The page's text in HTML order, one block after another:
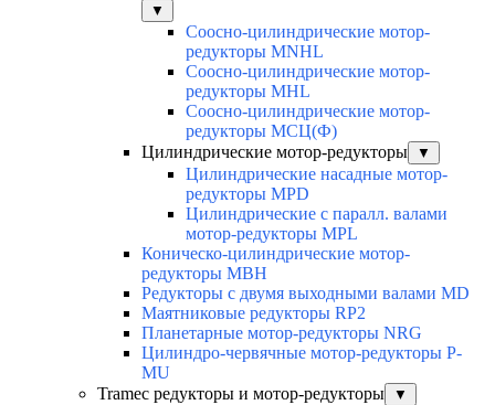
▼
Соосно-цилиндрические мотор-
редукторы MNHL
Соосно-цилиндрические мотор-
редукторы MHL
Соосно-цилиндрические мотор-
редукторы МСЦ(Ф)
Цилиндрические мотор-редукторы
▼
Цилиндрические насадные мотор-
редукторы MPD
Цилиндрические с паралл. валами
мотор-редукторы MPL
Коническо-цилиндрические мотор-
редукторы MBH
Редукторы с двумя выходными валами MD
Маятниковые редукторы RP2
Планетарные мотор-редукторы NRG
Цилиндро-червячные мотор-редукторы P-
MU
Tramec редукторы и мотор-редукторы
▼